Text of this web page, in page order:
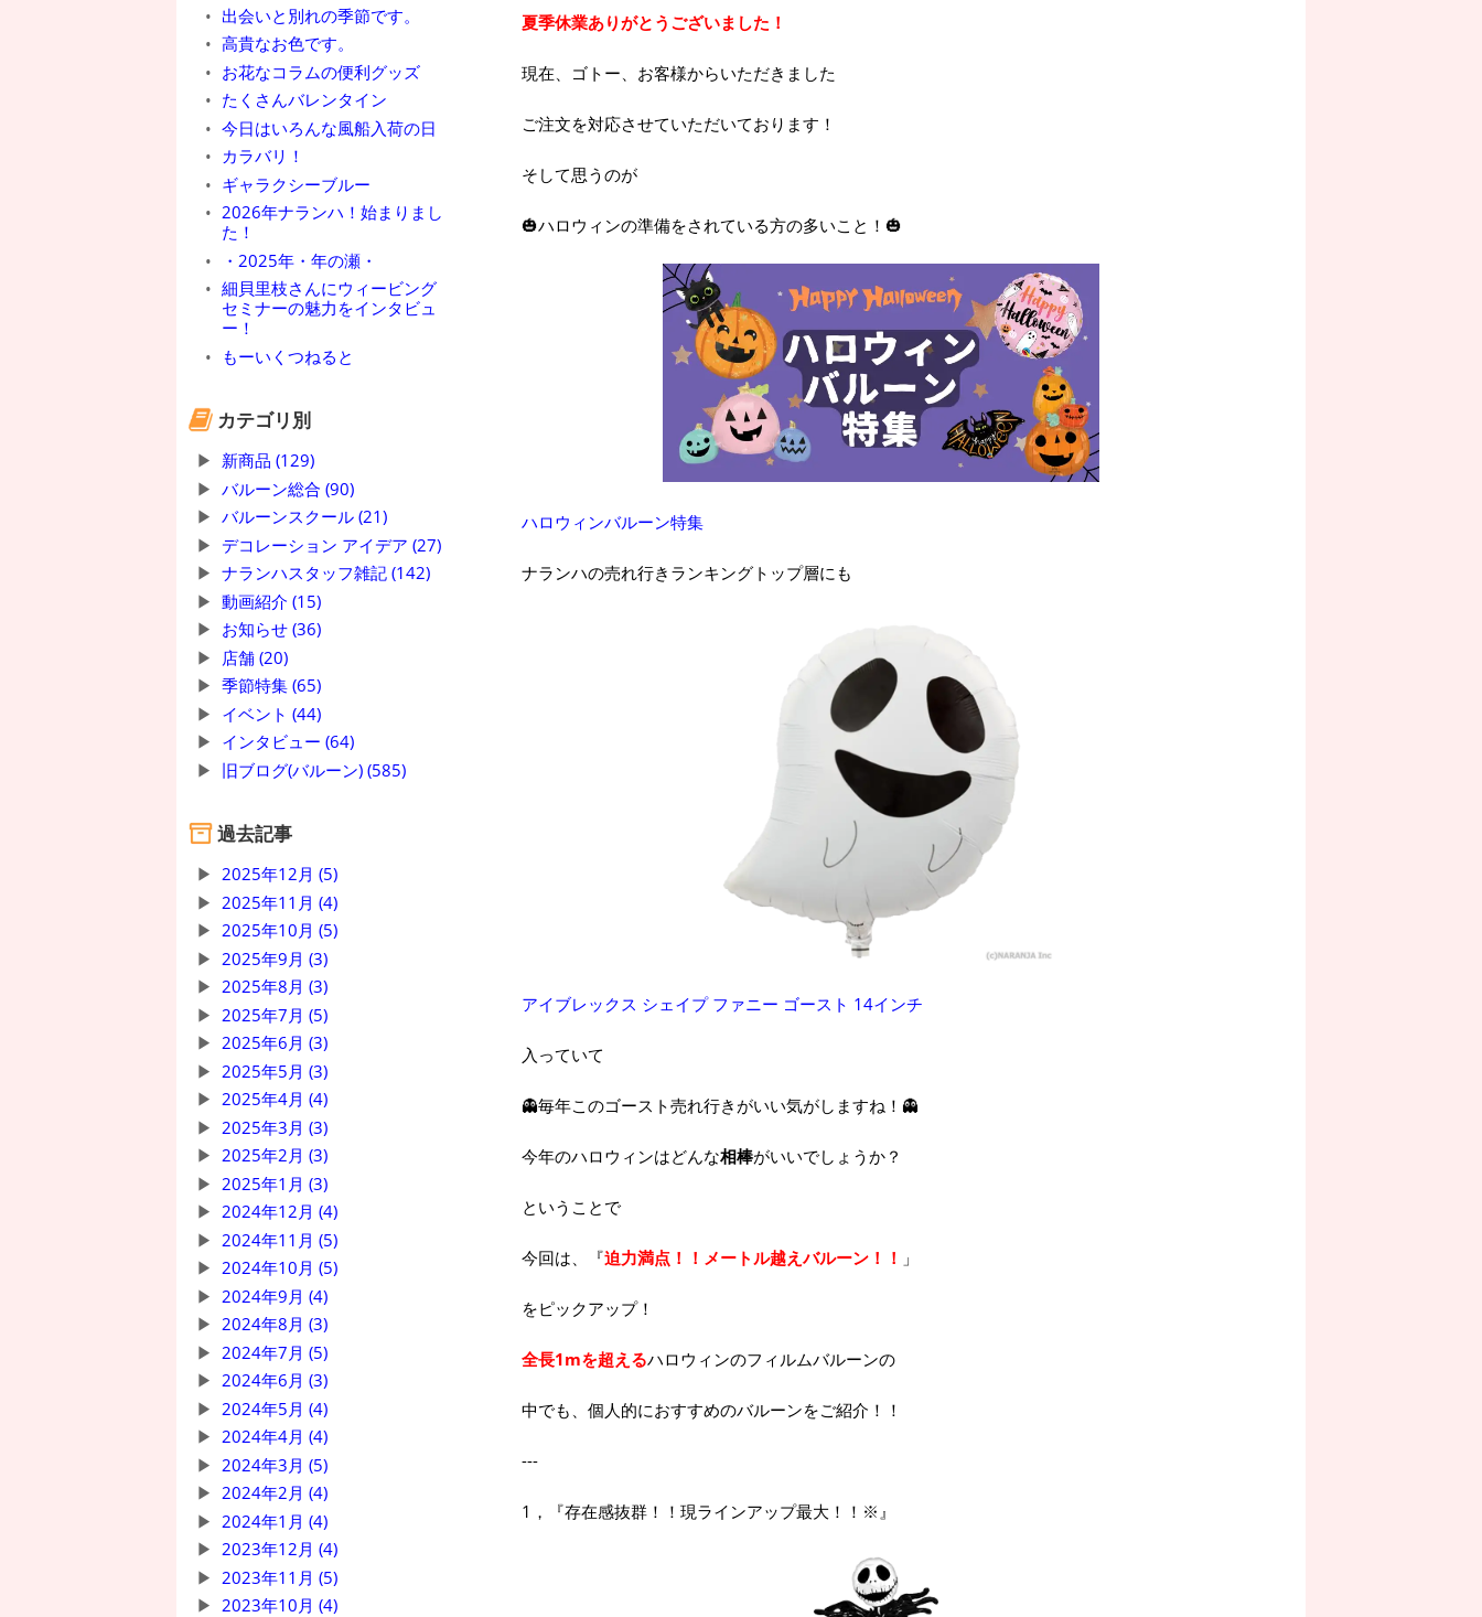
出会いと別れの季節です。
高貴なお色です。
お花なコラムの便利グッズ
たくさんバレンタイン
今日はいろんな風船入荷の日
カラバリ！
ギャラクシーブルー
2026年ナランハ！始まりまし
た！
・2025年・年の瀬・
細貝里枝さんにウィービング
セミナーの魅力をインタビュ
ー！
もーいくつねると
カテゴリ別
新商品 (129)
バルーン総合 (90)
バルーンスクール (21)
デコレーション アイデア (27)
ナランハスタッフ雑記 (142)
動画紹介 (15)
お知らせ (36)
店舗 (20)
季節特集 (65)
イベント (44)
インタビュー (64)
旧ブログ(バルーン) (585)
過去記事
2025年12月 (5)
2025年11月 (4)
2025年10月 (5)
2025年9月 (3)
2025年8月 (3)
2025年7月 (5)
2025年6月 (3)
2025年5月 (3)
2025年4月 (4)
2025年3月 (3)
2025年2月 (3)
2025年1月 (3)
2024年12月 (4)
2024年11月 (5)
2024年10月 (5)
2024年9月 (4)
2024年8月 (3)
2024年7月 (5)
2024年6月 (3)
2024年5月 (4)
2024年4月 (4)
2024年3月 (5)
2024年2月 (4)
2024年1月 (4)
2023年12月 (4)
2023年11月 (5)
2023年10月 (4)
夏季休業ありがとうございました！
現在、ゴトー、お客様からいただきました
ご注文を対応させていただいております！
そして思うのが
🎃ハロウィンの準備をされている方の多いこと！🎃
ハロウィンバルーン特集
ナランハの売れ行きランキングトップ層にも
アイブレックス シェイプ ファニー ゴースト 14インチ
入っていて
👻毎年このゴースト売れ行きがいい気がしますね！👻
今年のハロウィンはどんな相棒がいいでしょうか？
ということで
今回は、『迫力満点！！メートル越えバルーン！！ 」
をピックアップ！
全長1mを超えるハロウィンのフィルムバルーンの
中でも、個人的におすすめのバルーンをご紹介！！
---
1，『存在感抜群！！現ラインアップ最大！！※』